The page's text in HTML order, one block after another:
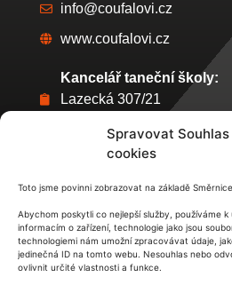
Spravovat Souhlas
cookies
Toto jsme povinni zobrazovat na základě
Abychom poskytli co nejlepší služby, používáme
informacím o zařízení, technologie jako jsou
technologiemi nám umožní zpracovávat údaje,
jedinečná ID na tomto webu. Nesouhlas nebo
ovlivnit určité vlastnosti a funkce.
info@coufalovi.cz
www.coufalovi.cz
Kancelář taneční školy:
Lazecká 307/21
Úřední hodiny: